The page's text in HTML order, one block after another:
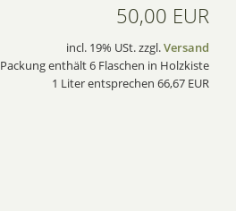
50,00 EUR
incl. 19% USt. zzgl.Versand
Packung enthält 6 Flaschen in Holzkiste
1 Liter entsprechen 66,67 EUR